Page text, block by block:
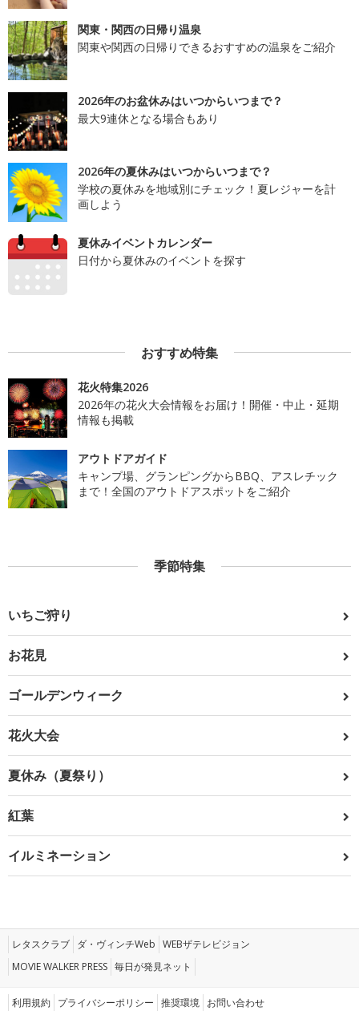
関東・関西の日帰り温泉
関東や関西の日帰りできるおすすめの温泉をご紹介
2026年のお盆休みはいつからいつまで？
最大9連休となる場合もあり
2026年の夏休みはいつからいつまで？
学校の夏休みを地域別にチェック！夏レジャーを計
画しよう
夏休みイベントカレンダー
日付から夏休みのイベントを探す
おすすめ特集
花火特集2026
2026年の花火大会情報をお届け！開催・中止・延期
情報も掲載
アウトドアガイド
キャンプ場、グランピングからBBQ、アスレチック
まで！全国のアウトドアスポットをご紹介
季節特集
いちご狩り
お花見
ゴールデンウィーク
花火大会
夏休み（夏祭り）
紅葉
イルミネーション
レタスクラブ ダ・ヴィンチWeb WEBザテレビジョン
MOVIE WALKER PRESS 毎日が発見ネット
利用規約 プライバシーポリシー 推奨環境 お問い合わせ